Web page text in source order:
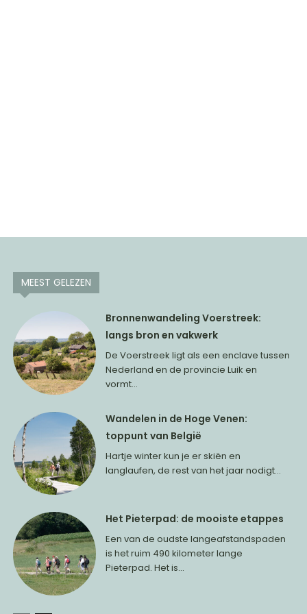
MEEST GELEZEN
Bronnenwandeling Voerstreek:
langs bron en vakwerk
De Voerstreek ligt als een enclave tussen
Nederland en de provincie Luik en
vormt...
Wandelen in de Hoge Venen:
toppunt van België
Hartje winter kun je er skiën en
langlaufen, de rest van het jaar nodigt...
Het Pieterpad: de mooiste etappes
Een van de oudste langeafstandspaden
is het ruim 490 kilometer lange
Pieterpad. Het is...